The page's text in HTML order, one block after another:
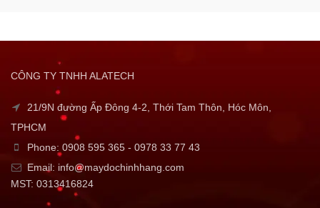
CÔNG TY TNHH ALATECH
21/9N đường Ấp Đông 4-2, Thới Tam Thôn, Hóc Môn,
TPHCM
Phone: 0908 595 365 - 0978 33 77 43
Email: info@maydochinhhang.com
MST: 0313416824